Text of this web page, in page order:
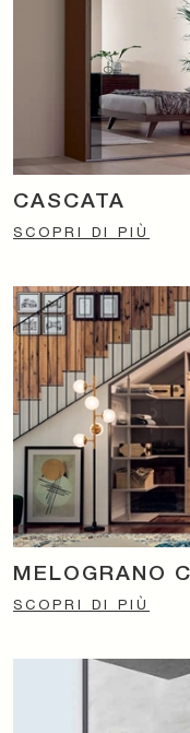
CASCATA
SCOPRI DI PIÙ
MELOGRANO
SCOPRI DI PIÙ